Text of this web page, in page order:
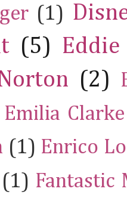
(1)
(5) Eddie
(2)
Emilia Clarke
(1) Enrico
(1) Fantastic